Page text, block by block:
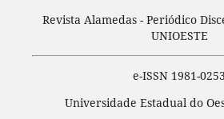
Revista Alamedas - Periódico
UNIOESTE
e-ISSN 1981-0253
Universidade Estadual do